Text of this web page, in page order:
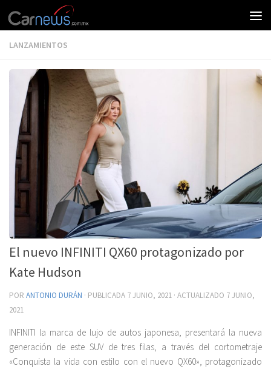
LANZAMIENTOS
El nuevo INFINITI QX60 protagonizado por
Kate Hudson
POR ANTONIO DURÁN · PUBLICADA 7 JUNIO, 2021 · ACTUALIZADO 7 JUNIO,
2021
INFINITI la marca de lujo de autos japonesa, presentará la nueva
generación de este SUV de tres filas, a través del cortometraje
«Conquista la vida con estilo con el nuevo QX60», protagonizado